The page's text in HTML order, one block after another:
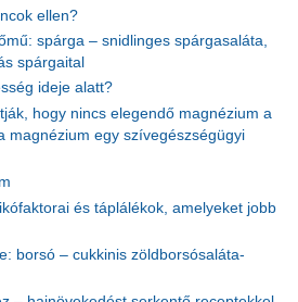
ellen?
spárga – snidlinges spárgasaláta,
spárgaital
ideje alatt?
hogy nincs elegendő magnézium a
magnézium egy szívegészségügyi
és táplálékok, amelyeket jobb
borsó – cukkinis zöldborsósaláta-